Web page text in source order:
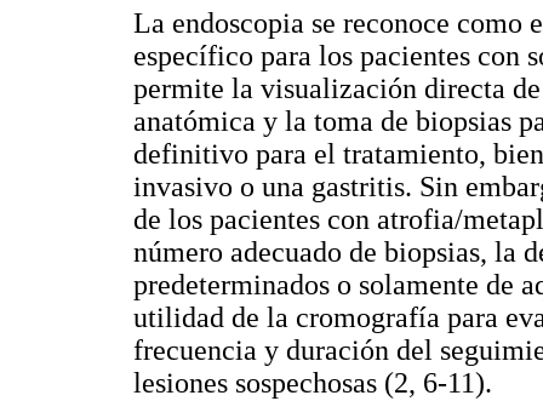
La endoscopia se reconoce como
específico para los pacientes con
permite la visualización directa
anatómica y la toma de biopsias
definitivo para el tratamiento,
invasivo o una gastritis. Sin
de los pacientes con atrofia/
número adecuado de biopsias, la
predeterminados o solamente de
utilidad de la cromografía para
frecuencia y duración del
lesiones sospechosas (2, 6-11).